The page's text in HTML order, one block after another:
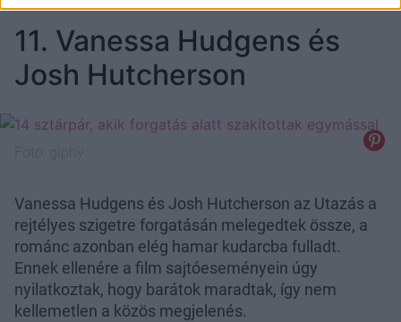
11. Vanessa Hudgens és
Josh Hutcherson
Vanessa Hudgens és Josh Hutcherson az Utazás a
rejtélyes szigetre forgatásán melegedtek össze, a
románc azonban elég hamar kudarcba fulladt.
Ennek ellenére a film sajtóeseményein úgy
nyilatkoztak, hogy barátok maradtak, így nem
kellemetlen a közös megjelenés.